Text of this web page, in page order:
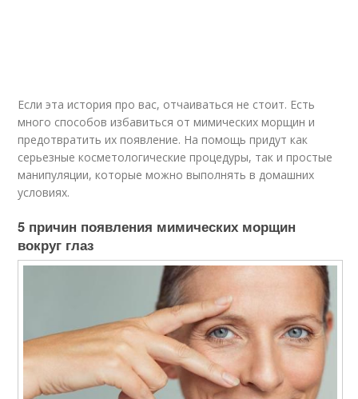
Если эта история про вас, отчаиваться не стоит. Есть
много способов избавиться от мимических морщин и
предотвратить их появление. На помощь придут как
серьезные косметологические процедуры, так и простые
манипуляции, которые можно выполнять в домашних
условиях.
5 причин появления мимических морщин
вокруг глаз